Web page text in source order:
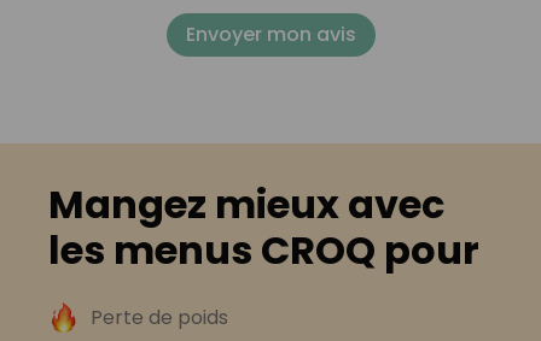
Envoyer mon avis
Mangez mieux avec
les menus CROQ pour
Perte de poids